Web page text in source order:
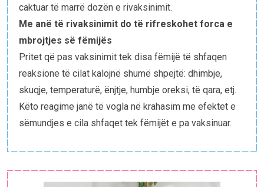
caktuar të marrë dozën e rivaksinimit.
Me anë të rivaksinimit do të rifreskohet forca e
mbrojtjes së fëmijës
Pritet që pas vaksinimit tek disa fëmijë të shfaqen
reaksione të cilat kalojnë shumë shpejtë: dhimbje,
skuqje, temperaturë, ënjtje, humbje oreksi, të qara, etj.
Këto reagime janë të vogla në krahasim me efektet e
sëmundjes e cila shfaqet tek fëmijët e pa vaksinuar.